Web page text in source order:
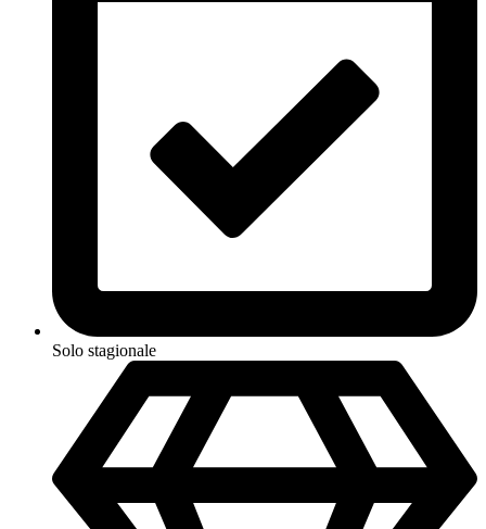
Solo stagionale